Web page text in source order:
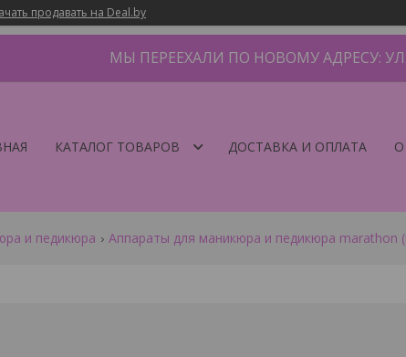
продавать на Deal.by
МЫ ПЕРЕЕХАЛИ ПО НОВОМУ АДРЕСУ:
КАТАЛОГ ТОВАРОВ ДОСТАВКА И ОПЛАТА
и педикюра Аппараты для маникюра и педикюра marathon